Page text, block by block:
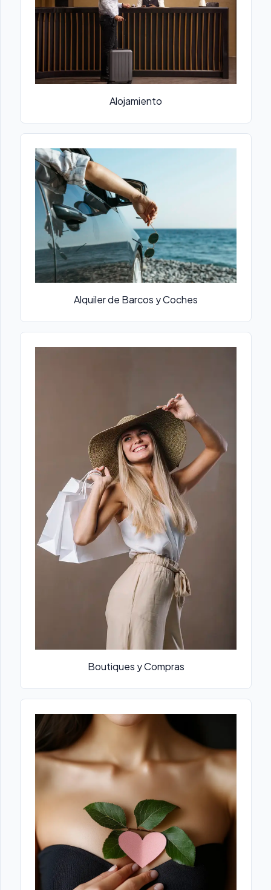
Alojamiento
Alquiler de Barcos y Coches
Boutiques y Compras